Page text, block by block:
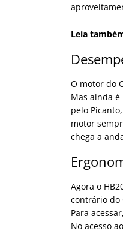
Leia
O motor do
Mas ainda
pelo
motor
chega a
Agora o
contrário do
Para
No acesso